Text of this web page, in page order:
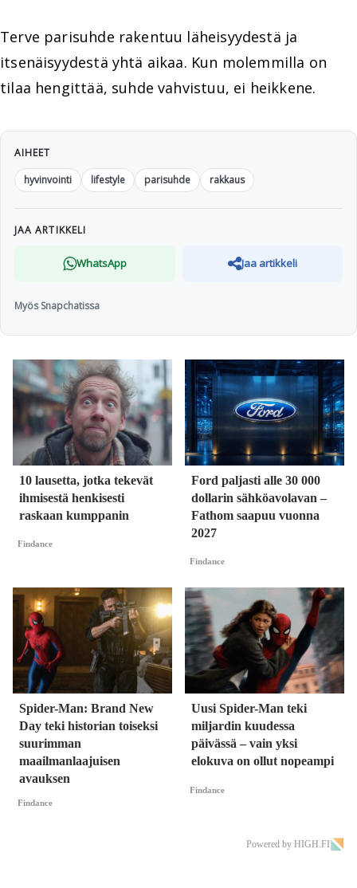
Terve parisuhde rakentuu läheisyydestä ja
itsenäisyydestä yhtä aikaa. Kun molemmilla on
tilaa hengittää, suhde vahvistuu, ei heikkene.
AIHEET
hyvinvointi
lifestyle parisuhde rakkaus
JAA ARTIKKELI
WhatsApp Jaa artikkeli
Myös Snapchatissa
10 lausetta, jotka tekevät
ihmisestä henkisesti
raskaan kumppanin
Findance
Ford paljasti alle 30 000
dollarin sähköavolavan –
Fathom saapuu vuonna
2027
Findance
Spider-Man: Brand New
Day teki historian toiseksi
suurimman
maailmanlaajuisen
avauksen
Findance
Uusi Spider-Man teki
miljardin kuudessa
päivässä – vain yksi
elokuva on ollut nopeampi
Findance
Powered by HIGH.FI